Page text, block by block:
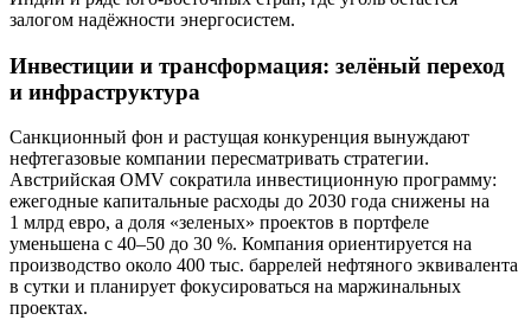
залогом надёжности энергосистем.
Инвестиции и трансформация: зелёный переход
и инфраструктура
Санкционный фон и растущая конкуренция вынуждают
нефтегазовые компании пересматривать стратегии.
Австрийская OMV сократила инвестиционную программу:
ежегодные капитальные расходы до 2030 года снижены на
1 млрд евро, а доля «зеленых» проектов в портфеле
уменьшена с 40–50 до 30 %. Компания ориентируется на
производство около 400 тыс. баррелей нефтяного эквивалента
в сутки и планирует фокусироваться на маржинальных
проектах.